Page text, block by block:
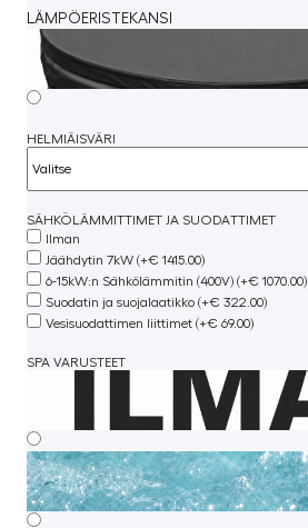
LÄMPÖERISTEKANSI
HELMIÄISVÄRI
SÄHKÖLÄMMITTIMET JA SUODATTIMET
Ilman
Jäähdytin 7kW (+€ 1415.00)
6-15kW:n Sähkölämmitin (400V) (+€ 1070.00)
Suodatin ja suojalaatikko (+€ 322.00)
Vesisuodattimen liittimet (+€ 69.00)
SPA VARUSTEET